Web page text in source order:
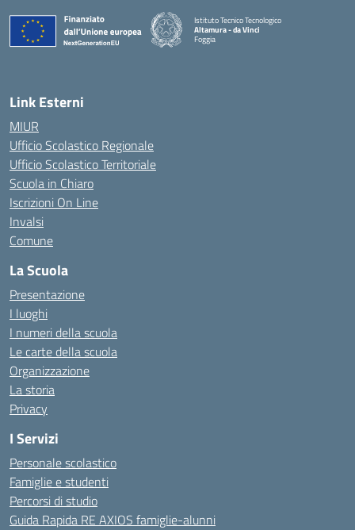
Istituto Tecnico Tecnologico
Altamura - da Vinci
Foggia
— Visita la pagina iniziale della scuola
Link Esterni
MIUR
Ufficio Scolastico Regionale
Ufficio Scolastico Territoriale
Scuola in Chiaro
Iscrizioni On Line
Invalsi
Comune
La Scuola
Presentazione
I luoghi
I numeri della scuola
Le carte della scuola
Organizzazione
La storia
Privacy
I Servizi
Personale scolastico
Famiglie e studenti
Percorsi di studio
Guida Rapida RE AXIOS famiglie-alunni